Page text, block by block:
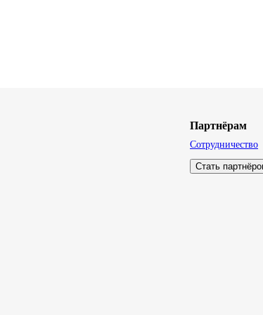
Партнёрам
Сотрудничество
Стать